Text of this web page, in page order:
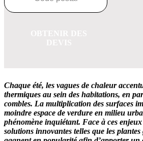
Chaque été, les vagues de chaleur
thermiques au sein des habitations, en
combles. La multiplication des surfaces
moindre espace de verdure en milieu
phénomène inquiétant. Face à ces
solutions innovantes telles que les